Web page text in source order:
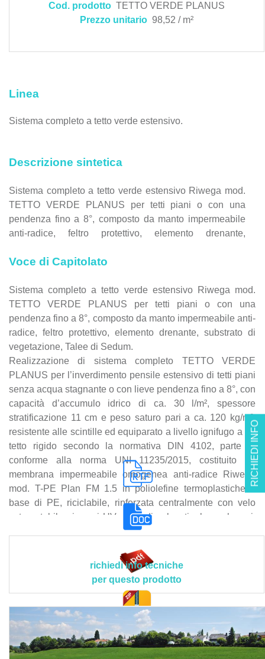
RICHIEDI INFO
Cod. prodotto TETTO VERDE PLANUS
Prezzo unitario 98,52 / m²
Linea
Sistema completo a tetto verde estensivo.
Descrizione sintetica
Sistema completo a tetto verde estensivo Riwega mod.
TETTO VERDE PLANUS per tetti piani o con una
pendenza fino a 8°, composto da manto impermeabile
anti-radice, feltro protettivo, elemento drenante,
Voce di Capitolato
Sistema completo a tetto verde estensivo Riwega mod.
TETTO VERDE PLANUS per tetti piani o con una
pendenza fino a 8°, composto da manto impermeabile anti-
radice, feltro protettivo, elemento drenante, substrato di
vegetazione, Talee di Sedum.
Realizzazione di sistema completo TETTO VERDE
PLANUS per l’inverdimento pensile estensivo di tetti piani
senza acqua stagnante o con lieve pendenza fino a 8°, con
capacità d’accumulo idrico di ca. 30 l/m², spessore
stratificazione 11 cm e peso saturo pari a ca. 120 kg/m²,
resistente alle scintille ed equiparato a livello ignifugo a un
tetto rigido secondo la normativa DIN 4102, parte 7,
conforme alla norma UNI 11235/2015, costituito da
membrana impermeabile omogenea anti-radice Riwega
mod. T-PE Plan FM 1.5 in poliolefine termoplastiche a
base di PE, riciclabile, rinforzata centralmente con velo
vetro, stabile ai raggi UV, priva di solventi, cloro, alogeni,
resistente a bitume e polistirolo, feltro protettivo ad
polipropilene, poliestere e acrile, legate tramite processo di
agugliatura, privo di leganti chimici, utilizzato come riserva
d'acqua e strato protettivo meccanico in conformità a
direttiva tedesca FFL 2018, elemento di drenaggio e
accumulo acqua PLANUS - P20 GEOTEX con vaschette
perforate in HDPE accoppiato a un geotessile in
polipropilene che garantiscono un accumulo di 6,0 l/m² e
doc. tec.
richiedi info tecniche
per questo prodotto